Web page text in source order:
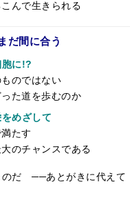
んで生きられる
間に合う
胞に!?
のではない
た道を歩むのか
めざして
たす
のチャンスである
のだ ──あとがきに代えて